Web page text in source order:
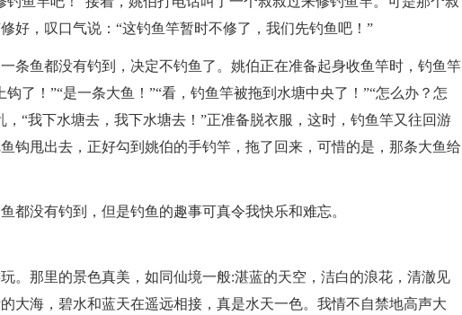
好，叹口气说：“这钓鱼竿暂时不修了，我们先钓鱼吧！”
条鱼都没有钓到，决定不钓鱼了。姚伯正在准备起身收鱼竿时，钓鱼竿
了！”“是一条大鱼！”“看，钓鱼竿被拖到水塘中央了！”“怎么办？怎
“我下水塘去，我下水塘去！”正准备脱衣服，这时，钓鱼竿又往回游
钩甩出去，正好勾到姚伯的手钓竿，拖了回来，可惜的是，那条大鱼给
都没有钓到，但是钓鱼的趣事可真令我快乐和难忘。
。那里的景色真美，如同仙境一般:湛蓝的天空，洁白的浪花，清澈见
大海，碧水和蓝天在遥远相接，真是水天一色。我情不自禁地高声大